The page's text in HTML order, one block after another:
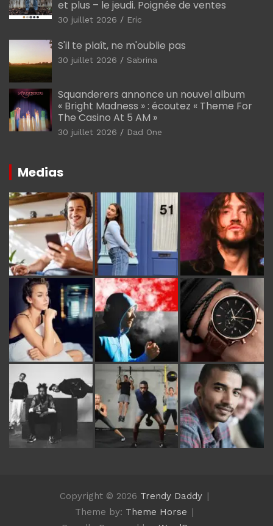
et plus – le jeudi. Poignée de ventes
30 juillet 2026 Eric
S'il te plaît, ne m'oublie pas
30 juillet 2026 Sabrina
Squanderers annonce un nouvel album
« Bright Madness » : écoutez « Theme For
The Casino At 5 AM »
30 juillet 2026 Dad One
Medias
Copyright © 2026 Trendy Daddy
Theme by: Theme Horse